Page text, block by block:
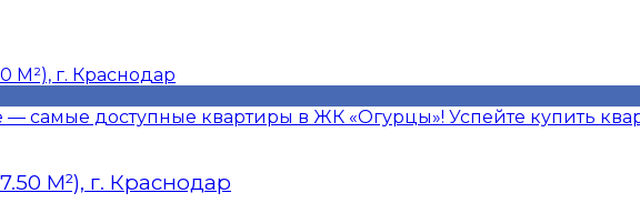
— самые доступные квартиры в ЖК «Огурцы»! Успейте купить
М²), г. Краснодар